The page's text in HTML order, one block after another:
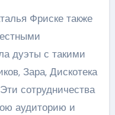
Фриске также
дуэты с такими
Зара, Дискотека
сотрудничества
аудиторию и